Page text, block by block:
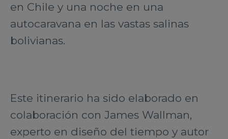
en Chile y una noche en una
autocaravana en las vastas salinas
bolivianas.
Este itinerario ha sido elaborado en
colaboración con James Wallman,
experto en diseño del tiempo y autor